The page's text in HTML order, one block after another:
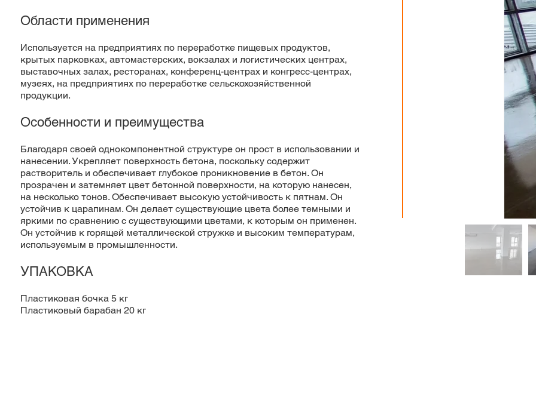
Области применения
Используется на предприятиях по переработке пищевых продуктов,
крытых парковках, автомастерских, вокзалах и логистических центрах,
выставочных залах, ресторанах, конференц-центрах и конгресс-центрах,
музеях, на предприятиях по переработке сельскохозяйственной
продукции.
Особенности и преимущества
Благодаря своей однокомпонентной структуре он прост в использовании и
нанесении. Укрепляет поверхность бетона, поскольку содержит
растворитель и обеспечивает глубокое проникновение в бетон. Он
прозрачен и затемняет цвет бетонной поверхности, на которую нанесен,
на несколько тонов. Обеспечивает высокую устойчивость к пятнам. Он
устойчив к царапинам. Он делает существующие цвета более темными и
яркими по сравнению с существующими цветами, к которым он применен.
Он устойчив к горящей металлической стружке и высоким температурам,
используемым в промышленности.
УПАКОВКА
Пластиковая бочка 5 кг
Пластиковый барабан 20 кг